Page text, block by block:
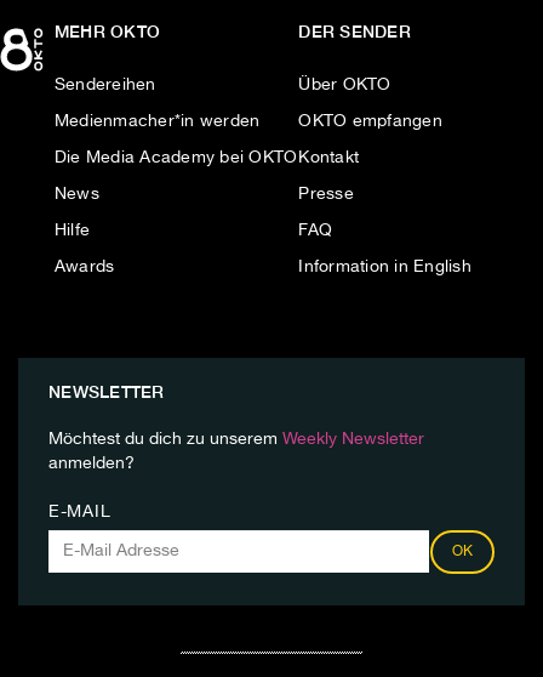
MEHR OKTO
Sendereihen
Medienmacher*in werden
Die Media Academy bei OKTO
News
Hilfe
Awards
DER SENDER
Über OKTO
OKTO empfangen
Kontakt
Presse
FAQ
Information in English
NEWSLETTER
Möchtest du dich zu unserem Weekly Newsletter
anmelden?
E-MAIL
OK